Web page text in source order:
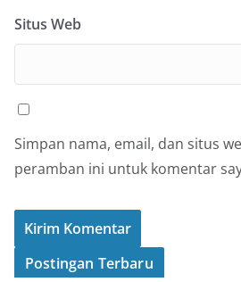
Situs Web
Simpan nama, email, dan situs
peramban ini untuk komentar
Postingan Terbaru